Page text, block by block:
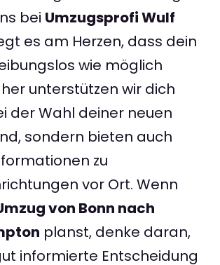
bei Umzugsprofi Wulf
es am Herzen, dass dein
wie möglich
unterstützen wir dich
der Wahl deiner neuen
sondern bieten auch
zu
vor Ort. Wenn
von Bonn nach
planst, denke daran,
informierte Entscheidung